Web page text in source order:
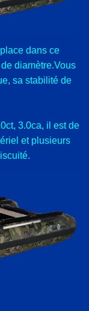
dans ce
diamètre.Vous
sa stabilité de
3.0ca, il est de
et plusieurs